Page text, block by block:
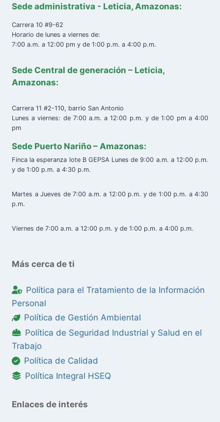
Sede administrativa - Leticia, Amazonas:
Carrera 10 #9-62
Horario de lunes a viernes de:
7:00 a.m. a 12:00 pm y de 1:00 p.m. a 4:00 p.m.
Sede Central de generación – Leticia,
Amazonas:
Carrera 11 #2-110, barrio San Antonio
Lunes a viernes: de 7:00 a.m. a 12:00 p.m. y de 1:00 pm a 4:00
pm
Sede Puerto Nariño – Amazonas:
Finca la esperanza lote B GEPSA Lunes de 9:00 a.m. a 12:00 p.m.
y de 1:00 p.m. a 4:30 p.m.
Martes a Jueves de 7:00 a.m. a 12:00 p.m. y de 1:00 p.m. a 4:30
p.m.
Viernes de 7:00 a.m. a 12:00 p.m. y de 1:00 p.m. a 4:00 p.m.
Más cerca de ti
Política para el Tratamiento de la Información
Personal
Política de Gestión Ambiental
Política de Seguridad Industrial y Salud en el
Trabajo
Política de Calidad
Política Integral HSEQ
Enlaces de interés